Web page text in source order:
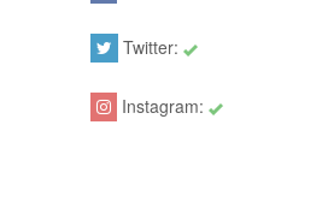
Twitter:
Instagram: